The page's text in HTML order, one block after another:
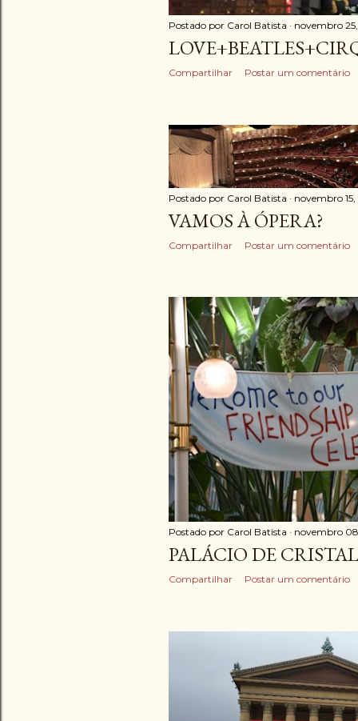
Postado por Carol Batista novembro
Compartilhar Postar um comentário
Postado por Carol Batista novembro 15,
VAMOS À ÓPERA?
Compartilhar Postar um comentário
Postado por Carol Batista novembro
PALÁCIO DE CRISTAL
Compartilhar Postar um comentário